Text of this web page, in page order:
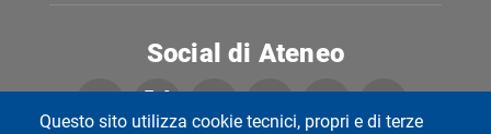
Questo sito utilizza cookie tecnici, propri e di terze
Social di Ateneo